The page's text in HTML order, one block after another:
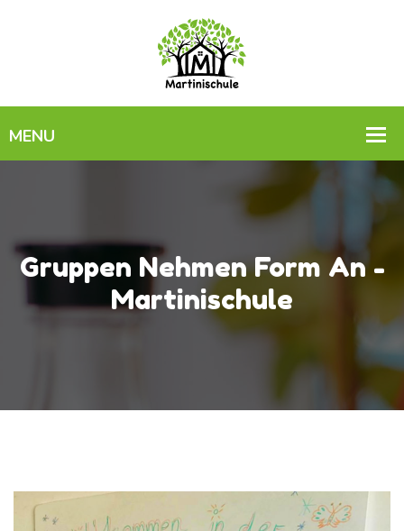
Gruppen Nehmen Form An -
Martinischule